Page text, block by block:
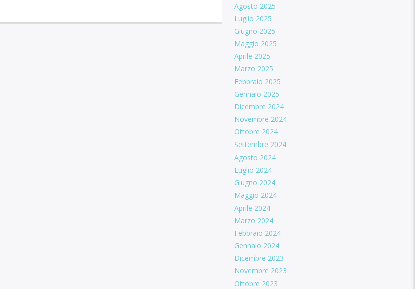
Agosto 2025
Luglio 2025
Giugno 2025
Maggio 2025
Aprile 2025
Marzo 2025
Febbraio 2025
Gennaio 2025
Dicembre 2024
Novembre 2024
Ottobre 2024
Settembre 2024
Agosto 2024
Luglio 2024
Giugno 2024
Maggio 2024
Aprile 2024
Marzo 2024
Febbraio 2024
Gennaio 2024
Dicembre 2023
Novembre 2023
Ottobre 2023